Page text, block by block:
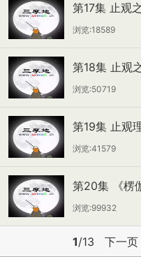
第17集 止观
浏览:18589
第18集 止观
浏览:50719
第19集 止观
浏览:41579
第20集 《楞
浏览:99932
1/13 下一页